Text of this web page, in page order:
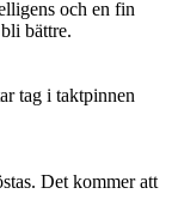
och en fin
bättre.
tag i taktpinnen
Det kommer att